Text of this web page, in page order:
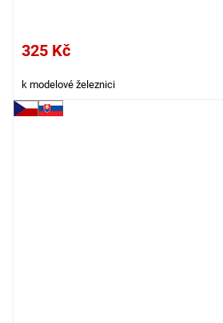
325 Kč
k modelové železnici